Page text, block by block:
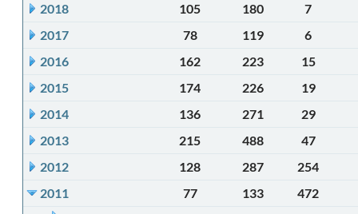
2018
105 180
7
2017
78 119
6
2016
162 223
15
2015
174 226
19
2014
136 271
29
2013
215 488
47
2012
128 287
254
2011
77 133 472